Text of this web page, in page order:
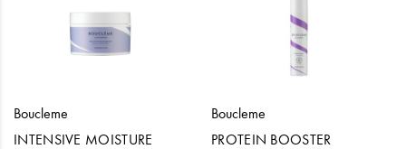
Boucleme
INTENSIVE MOISTURE
Boucleme
PROTEIN BOOSTER